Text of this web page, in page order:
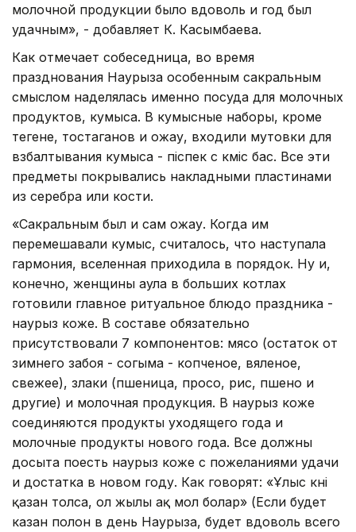
молочной продукции было вдоволь и год был
удачным», - добавляет К. Касымбаева.
Как отмечает собеседница, во время
празднования Наурыза особенным сакральным
смыслом наделялась именно посуда для молочных
продуктов, кумыса. В кумысные наборы, кроме
тегене, тостаганов и ожау, входили мутовки для
взбалтывания кумыса - піспек с күміс бас. Все эти
предметы покрывались накладными пластинами
из серебра или кости.
«Сакральным был и сам ожау. Когда им
перемешавали кумыс, считалось, что наступала
гармония, вселенная приходила в порядок. Ну и,
конечно, женщины аула в больших котлах
готовили главное ритуальное блюдо праздника -
наурыз коже. В составе обязательно
присутствовали 7 компонентов: мясо (остаток от
зимнего забоя - согыма - копченое, вяленое,
свежее), злаки (пшеница, просо, рис, пшено и
другие) и молочная продукция. В наурыз коже
соединяются продукты уходящего года и
молочные продукты нового года. Все должны
досыта поесть наурыз коже с пожеланиями удачи
и достатка в новом году. Как говорят: «Ұлыс күні
қазан толса, ол жылы ақ мол болар» (Если будет
казан полон в день Наурыза, будет вдоволь всего